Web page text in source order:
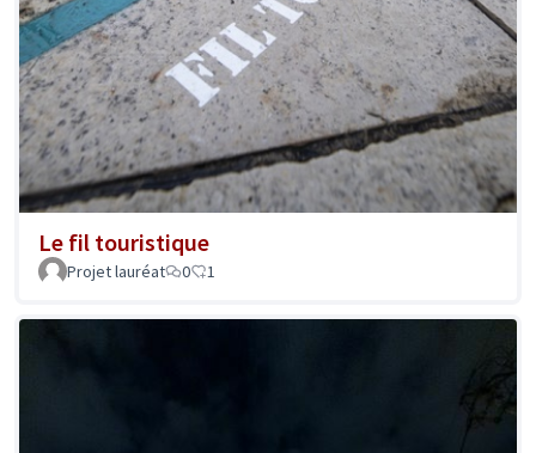
Le fil touristique
Projet lauréat 0 1